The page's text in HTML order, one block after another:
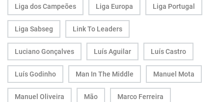
Liga dos Campeões Liga Europa Liga Portugal
Liga Sabseg Link To Leaders
Luciano Gonçalves Luís Aguilar Luís Castro
Luís Godinho Man In The Middle Manuel Mota
Manuel Oliveira Mão Marco Ferreira